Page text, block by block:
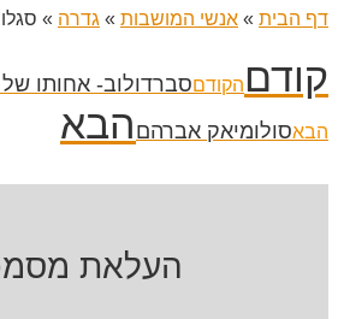
דף הבית » אנשי המושבות » גדרה »
קודם הקודםסברדולוב- אחותו של
הבאסולומיאק אברהם הבא
העלאת